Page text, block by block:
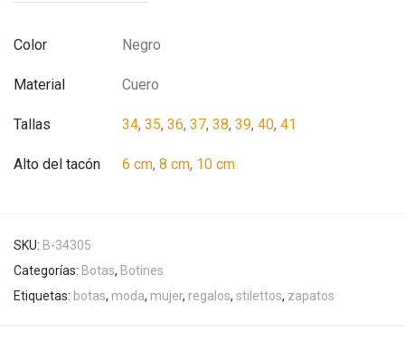
Color Negro
Material Cuero
Tallas 34, 35, 36, 37, 38, 39, 40, 41
Alto del tacón 6 cm, 8 cm, 10 cm
SKU: B-34305
Categorías: Botas, Botines
Etiquetas: botas, moda, mujer, regalos, stilettos, zapatos